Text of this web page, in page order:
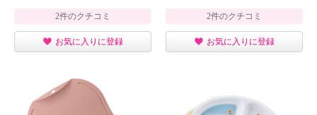
2件のクチコミ
お気に入りに登録
2件のクチコミ
お気に入りに登録